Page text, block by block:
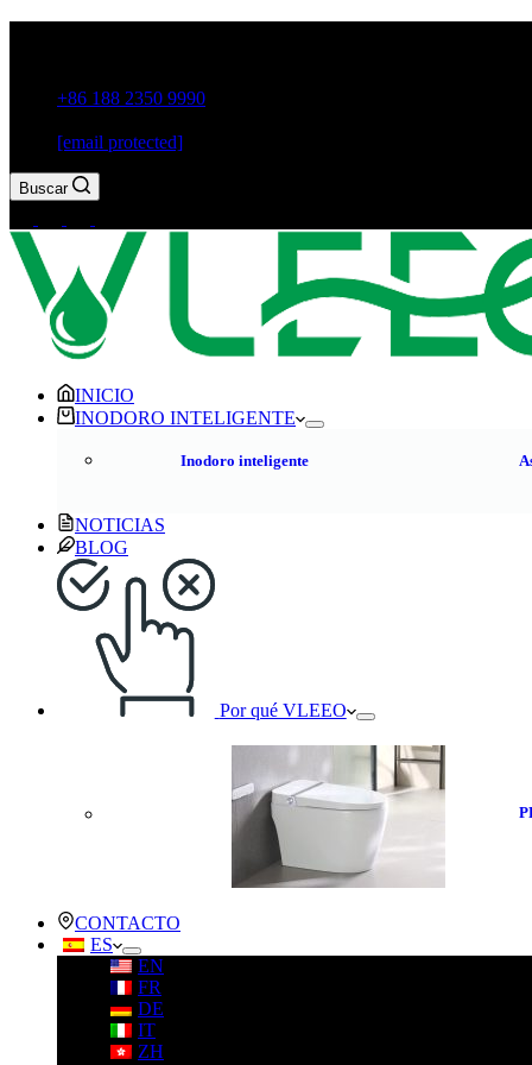
+86 188 2350 9990
[email protected]
Buscar
INICIO
INODORO INTELIGENTE
Inodoro inteligente
NOTICIAS
BLOG
Por qué VLEEO
CONTACTO
ES
EN
FR
DE
IT
ZH